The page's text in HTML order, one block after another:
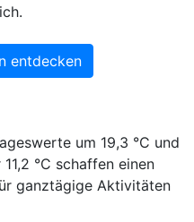
entdecken
um 19,3 °C und
°C schaffen einen
ganztägige Aktivitäten